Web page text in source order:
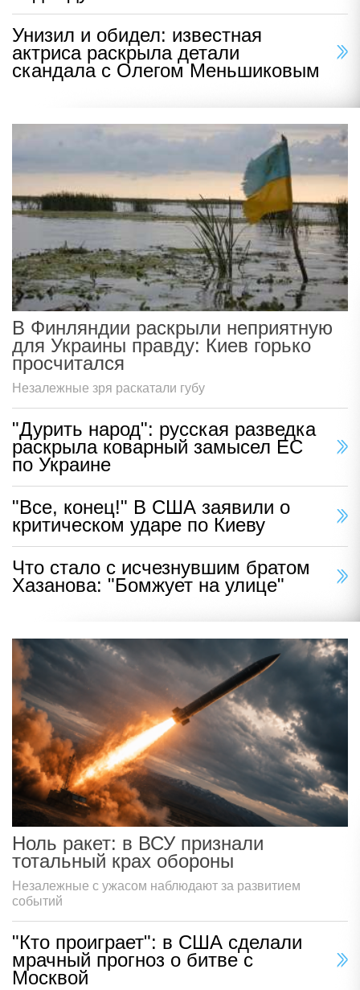
Унизил и обидел: известная
актриса раскрыла детали
скандала с Олегом Меньшиковым
В Финляндии раскрыли неприятную
для Украины правду: Киев горько
просчитался
Незалежные зря раскатали губу
"Дурить народ": русская разведка
раскрыла коварный замысел ЕС
по Украине
"Все, конец!" В США заявили о
критическом ударе по Киеву
Что стало с исчезнувшим братом
Хазанова: "Бомжует на улице"
Ноль ракет: в ВСУ признали
тотальный крах обороны
Незалежные с ужасом наблюдают за развитием
событий
"Кто проиграет": в США сделали
мрачный прогноз о битве с
Москвой